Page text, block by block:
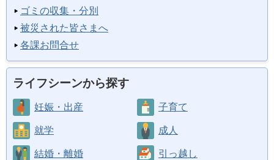
ゴミの収集・分別
被災された皆さまへ
各課お問合せ
ライフシーンから探す
妊娠・出産 子育て
就学 成人
結婚・離婚 引っ越し